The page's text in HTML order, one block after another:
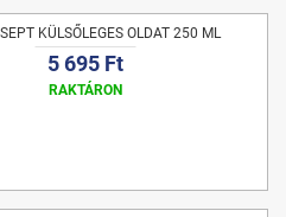
KÜLSŐLEGES OLDAT 250 ML
5 695 Ft
RAKTÁRON